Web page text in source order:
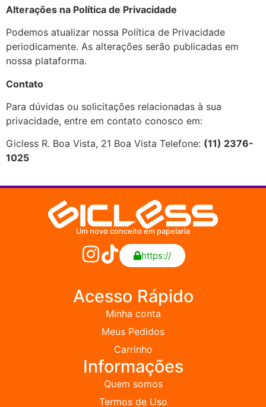
Alterações na Política de Privacidade
Podemos atualizar nossa Política de Privacidade
periodicamente. As alterações serão publicadas em
nossa plataforma.
Contato
Para dúvidas ou solicitações relacionadas à sua
privacidade, entre em contato conosco em:
Gicless R. Boa Vista, 21 Boa Vista Telefone: (11) 2376-
1025
Um novo conceito em papelaria
https://
Acesso Rápido
Minha conta
Meus Pedidos
Carrinho
Informações
Quem somos
Termos de Uso